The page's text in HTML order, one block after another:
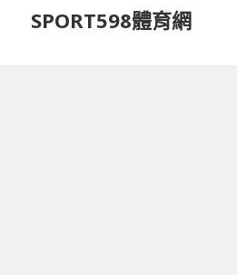
SPORT598體育網